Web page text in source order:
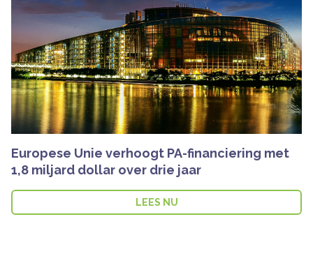
Europese Unie verhoogt PA-financiering met
1,8 miljard dollar over drie jaar
LEES NU